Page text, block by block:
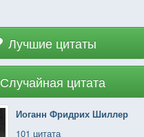
Лучшие цитаты
Случайная цитата
Иоганн Фридрих Шиллер
101 цитата